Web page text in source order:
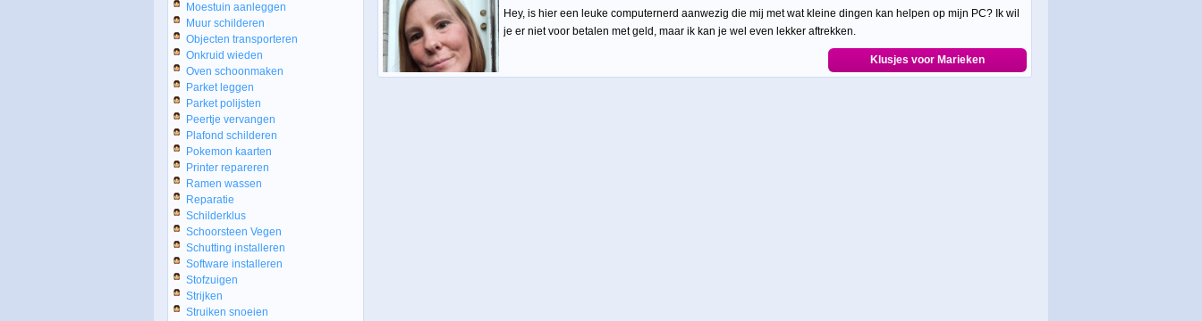
Moestuin aanleggen
Muur schilderen
Objecten transporteren
Onkruid wieden
Oven schoonmaken
Parket leggen
Parket polijsten
Peertje vervangen
Plafond schilderen
Pokemon kaarten
Printer repareren
Ramen wassen
Reparatie
Schilderklus
Schoorsteen Vegen
Schutting installeren
Software installeren
Stofzuigen
Strijken
Struiken snoeien
Hey, is hier een leuke computernerd aanwezig die mij met wat kleine dingen kan helpen op mijn PC? Ik wil
je er niet voor betalen met geld, maar ik kan je wel even lekker aftrekken.
Klusjes voor Marieken